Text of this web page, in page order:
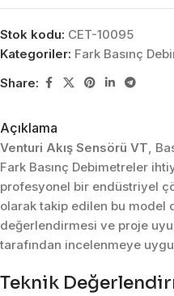
Stok kodu: CET-10095
Kategoriler: Fark Basınç
Share:
Açıklama
Venturi Akış Sensörü VT,
Fark Basınç Debimetreler
profesyonel bir endüstriyel
olarak takip edilen bu model
değerlendirmesi ve proje
tarafından incelenmeye
Teknik